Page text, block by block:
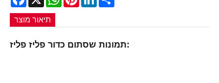
תיאור מוצר
תמונות שסתום כדור פליז פליז: